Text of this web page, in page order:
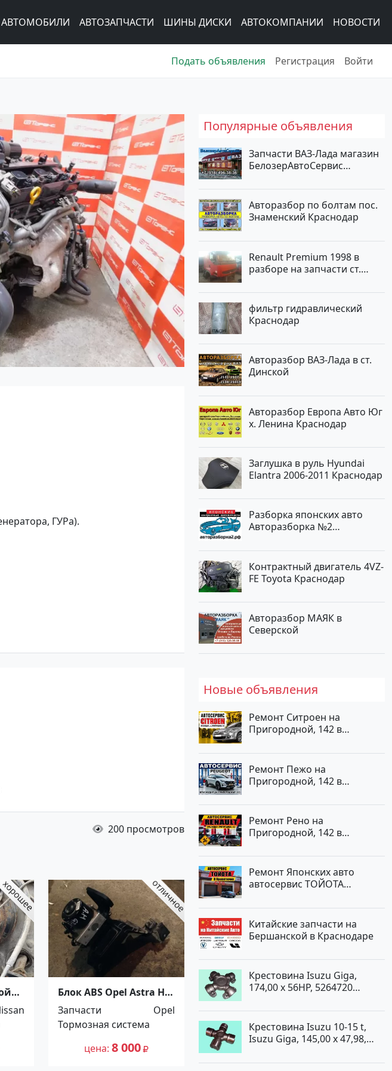
АВТОМОБИЛИ АВТОЗАПЧАСТИ ШИНЫ ДИСКИ АВТОКОМПАНИИ НОВОСТИ
Подать объявления Регистрация Войти
ГУРа).
200 просмотров
Блок ABS Opel Astra H
2004-2014 Краснодар
Запчасти
Opel
Тормозная система
цена 8 000
Популярные объявления
Запчасти ВАЗ-Лада магазин
БелозерАвтоСервис
Авторазбор по болтам пос.
Знаменский Краснодар
Renault Premium 1998 в
разборе на запчасти ст.
фильтр гидравлический
Краснодар
Авторазбор ВАЗ-Лада в ст.
Динской
Авторазбор Европа Авто Юг
х. Ленина Краснодар
Заглушка в руль Hyundai
Elantra 2006-2011 Краснодар
Разборка японских авто
Авторазборка №2
Контрактный двигатель 4VZ-
FE Toyota Краснодар
Авторазбор МАЯК в
Северской
Новые объявления
Ремонт Ситроен на
Пригородной, 142 в
Ремонт Пежо на
Пригородной, 142 в
Ремонт Рено на
Пригородной, 142 в
Ремонт Японских авто
автосервис ТОЙОТА
Китайские запчасти на
Бершанской в Краснодаре
Крестовина Isuzu Giga,
174,00 x 56HP, 5264720
Крестовина Isuzu 10-15 t,
Isuzu Giga, 145,00 x 47,98,